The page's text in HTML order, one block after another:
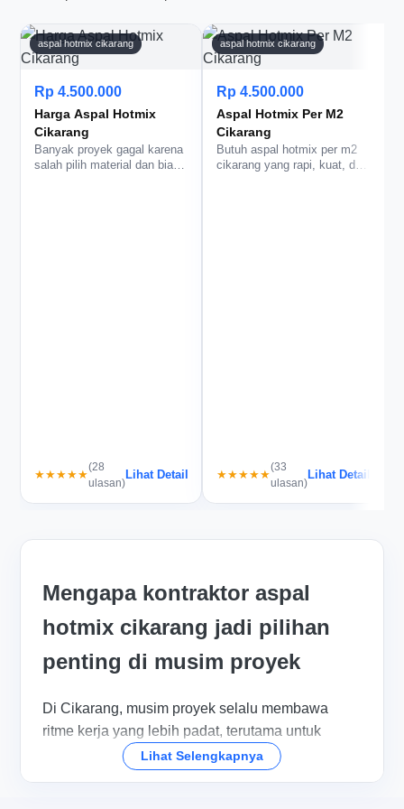
aspal hotmix cikarang
Rp 4.500.000
Harga Aspal Hotmix
Cikarang
Banyak proyek gagal karena
salah pilih material dan biaya
★★★★★
(28
ulasan)
Lihat Detail
aspal hotmix cikarang
Rp 4.500.000
Aspal Hotmix Per M2
Cikarang
Butuh aspal hotmix per m2
cikarang yang rapi, kuat, dan
★★★★★
(33
ulasan)
Lihat Detail
Mengapa kontraktor aspal
hotmix cikarang jadi pilihan
penting di musim proyek
Di Cikarang, musim proyek selalu membawa
ritme kerja yang lebih padat, terutama untuk
kawasan industri, akses pabrik, dan jalan
Lihat Selengkapnya